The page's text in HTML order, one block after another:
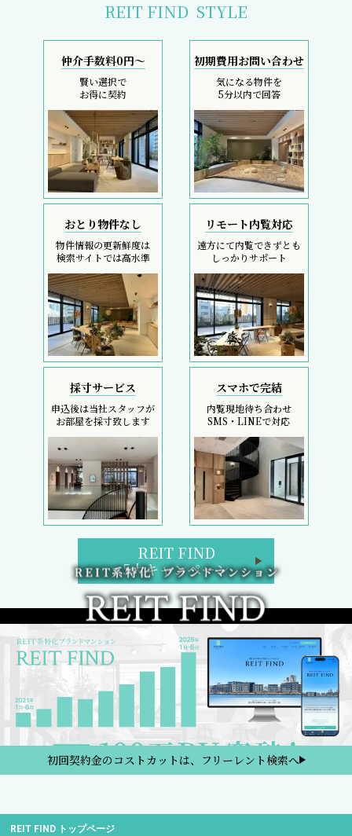
REIT FIND STYLE
仲介手数料0円～
賢い選択で
お得に契約
初期費用お問い合わせ
気になる物件を
5分以内で回答
おとり物件なし
物件情報の更新鮮度は
検索サイトでは高水準
リモート内覧対応
遠方にて内覧できずとも
しっかりサポート
採寸サービス
申込後は当社スタッフが
お部屋を採寸致します
スマホで完結
内覧現地待ち合わせ
SMS・LINEで対応
REIT FIND
5大キャンペーン
初回契約金のコストカットは、フリーレント検索へ
REIT FIND トップページ